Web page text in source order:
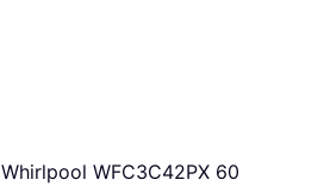
Whirlpool WFC3C42PX 60